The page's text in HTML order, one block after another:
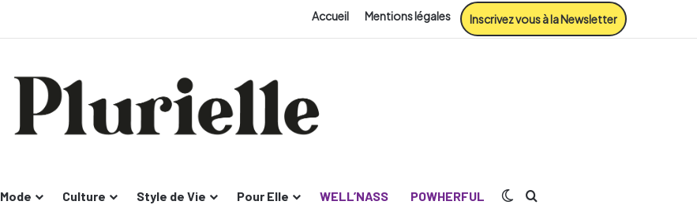
Accueil Mentions légales Inscrivez vous à la Newsletter
Mode Culture Style de Vie Pour Elle WELL’NASS POWHERFUL Switch skin